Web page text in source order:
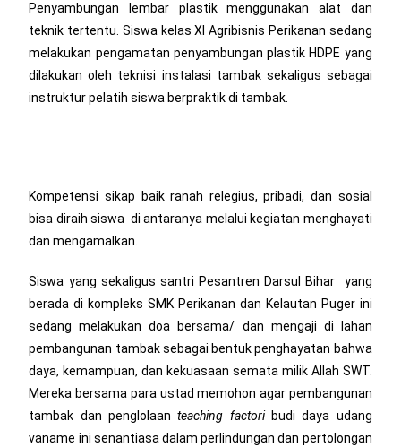
Penyambungan lembar plastik menggunakan alat dan
teknik tertentu. Siswa kelas XI Agribisnis Perikanan sedang
melakukan pengamatan penyambungan plastik HDPE yang
dilakukan oleh teknisi instalasi tambak sekaligus sebagai
instruktur pelatih siswa berpraktik di tambak.
Kompetensi sikap baik ranah relegius, pribadi, dan sosial
bisa diraih siswa di antaranya melalui kegiatan menghayati
dan mengamalkan.
Siswa yang sekaligus santri Pesantren Darsul Bihar yang
berada di kompleks SMK Perikanan dan Kelautan Puger ini
sedang melakukan doa bersama/ dan mengaji di lahan
pembangunan tambak sebagai bentuk penghayatan bahwa
daya, kemampuan, dan kekuasaan semata milik Allah SWT.
Mereka bersama para ustad memohon agar pembangunan
tambak dan penglolaanteaching factoribudi daya udang
vaname ini senantiasa dalam perlindungan dan pertolongan